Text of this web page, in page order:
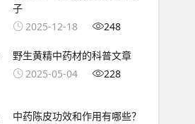
子
2025-12-18
248
野生黄精中药材的科普文章
2025-05-04
228
中药陈皮功效和作用有哪些？